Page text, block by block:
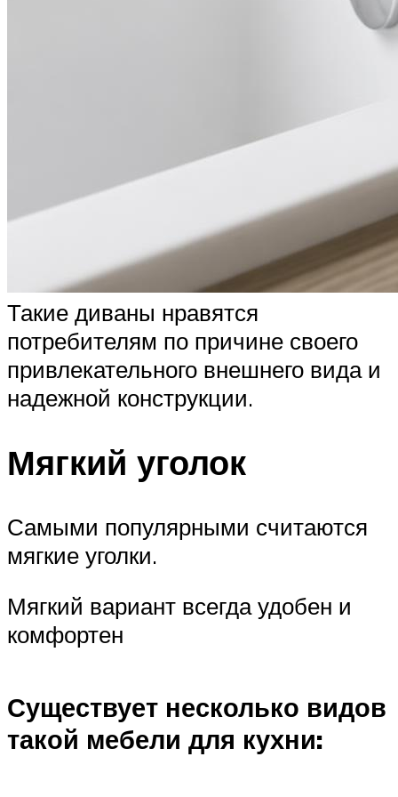
Такие диваны нравятся
потребителям по причине своего
привлекательного внешнего вида и
надежной конструкции.
Мягкий уголок
Самыми популярными считаются
мягкие уголки.
Мягкий вариант всегда удобен и
комфортен
Существует несколько видов
такой мебели для кухни: